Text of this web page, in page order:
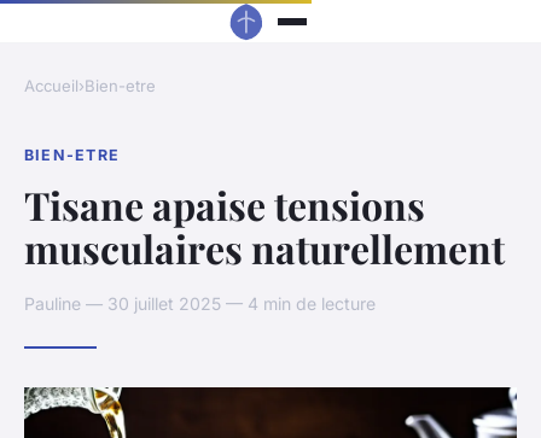
Accueil›Bien-etre
BIEN-ETRE
Tisane apaise tensions
musculaires naturellement
Pauline — 30 juillet 2025 — 4 min de lecture